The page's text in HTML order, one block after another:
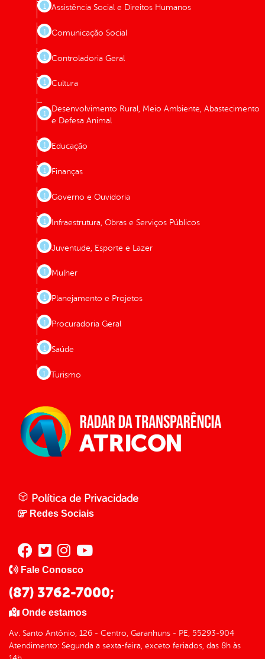
Assistência Social e Direitos Humanos
Comunicação Social
Controladoria Geral
Cultura
Desenvolvimento Rural, Meio Ambiente, Abastecimento
e Defesa Animal
Educação
Finanças
Governo e Ouvidoria
Infraestrutura, Obras e Serviços Públicos
Juventude, Esporte e Lazer
Mulher
Planejamento e Projetos
Procuradoria Geral
Saúde
Turismo
Política de Privacidade
Redes Sociais
Fale Conosco
(87) 3762-7000;
Onde estamos
Av. Santo Antônio, 126 - Centro, Garanhuns - PE, 55293-904
Atendimento: Segunda a sexta-feira, exceto feriados, das 8h às